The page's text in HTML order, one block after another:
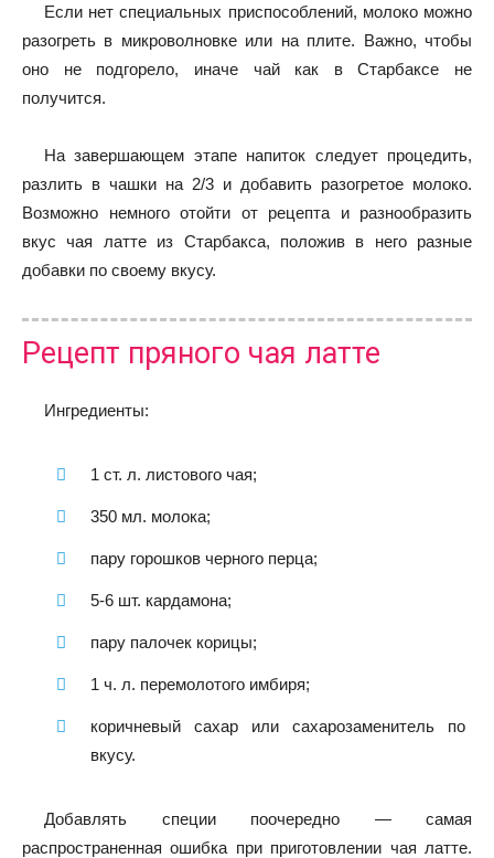
Если нет специальных приспособлений, молоко можно
разогреть в микроволновке или на плите. Важно, чтобы
оно не подгорело, иначе чай как в Старбаксе не
получится.
На завершающем этапе напиток следует процедить,
разлить в чашки на 2/3 и добавить разогретое молоко.
Возможно немного отойти от рецепта и разнообразить
вкус чая латте из Старбакса, положив в него разные
добавки по своему вкусу.
Рецепт пряного чая латте
Ингредиенты:
1 ст. л. листового чая;
350 мл. молока;
пару горошков черного перца;
5-6 шт. кардамона;
пару палочек корицы;
1 ч. л. перемолотого имбиря;
коричневый сахар или сахарозаменитель по
вкусу.
Добавлять специи поочередно — самая
распространенная ошибка при приготовлении чая латте.